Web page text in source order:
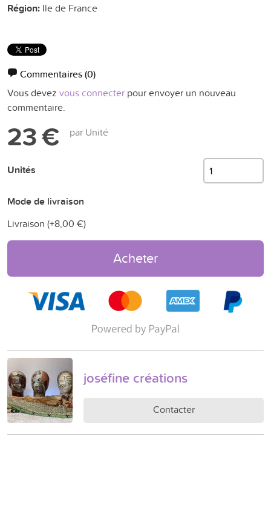
Région: Ile de France
Commentaires(0)
Vous devez vous connecter pour envoyer un nouveau
commentaire.
23 € par Unité
Unités
Mode de livraison
Livraison (+8,00 €)
Acheter
joséfine créations
Contacter